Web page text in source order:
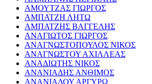
ΑΜΟΥΤΖΑΣ ΓΙΩΡΓΟΣ
ΑΜΠΑΤΖΗ ΛΗΤΩ
ΑΜΠΑΤΖΗΣ ΒΑΓΓΕΛΗΣ
ΑΝΑΓΙΩΤΟΣ ΓΙΩΡΓΟΣ
ΑΝΑΓΝΩΣΤΟΠΟΥΛΟΣ ΝΙΚΟΣ
ΑΝΑΓΝΩΣΤΟΥ ΑΧΙΛΛΕΑΣ
ΑΝΑΔΙΩΤΗΣ ΝΙΚΟΣ
ΑΝΑΝΙΑΔΗΣ ΑΝΘΙΜΟΣ
ΑΝΑΝΙΑΔΟΥ ΑΡΓΥΡΩ